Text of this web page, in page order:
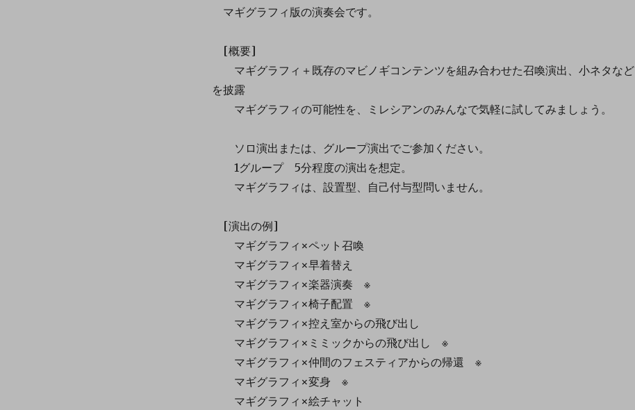
マギグラフィ版の演奏会です。
[概要]
マギグラフィ＋既存のマビノギコンテンツを組み合わせた召喚演出、小ネタなど
を披露
マギグラフィの可能性を、ミレシアンのみんなで気軽に試してみましょう。
ソロ演出または、グループ演出でご参加ください。
1グループ 5分程度の演出を想定。
マギグラフィは、設置型、自己付与型問いません。
[演出の例]
マギグラフィ×ペット召喚
マギグラフィ×早着替え
マギグラフィ×楽器演奏 ※
マギグラフィ×椅子配置 ※
マギグラフィ×控え室からの飛び出し
マギグラフィ×ミミックからの飛び出し ※
マギグラフィ×仲間のフェスティアからの帰還 ※
マギグラフィ×変身 ※
マギグラフィ×絵チャット